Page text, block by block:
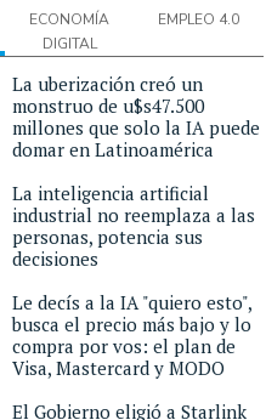
ECONOMÍA
DIGITAL
EMPLEO 4.0
La uberización creó un
monstruo de u$s47.500
millones que solo la IA puede
domar en Latinoamérica
La inteligencia artificial
industrial no reemplaza a las
personas, potencia sus
decisiones
Le decís a la IA "quiero esto",
busca el precio más bajo y lo
compra por vos: el plan de
Visa, Mastercard y MODO
El Gobierno eligió a Starlink